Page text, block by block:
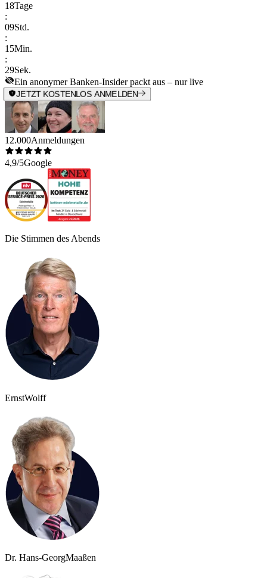
18Tage
:
09Std.
:
15Min.
:
29Sek.
Ein anonymer Banken-Insider packt aus – nur live
JETZT KOSTENLOS ANMELDEN
12.000Anmeldungen
4,9/5Google
Die Stimmen des Abends
ErnstWolff
Dr. Hans-GeorgMaaßen